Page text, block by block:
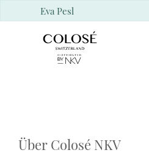
Eva Pesl
Über Colosé NKV